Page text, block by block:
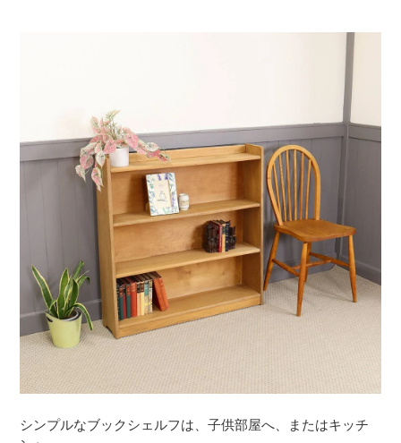
シンプルなブックシェルフは、子供部屋へ、またはキッチ